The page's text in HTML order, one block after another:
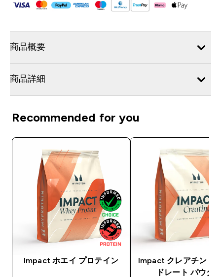
商品概要
商品詳細
Recommended for you
Impact ホエイ プロテイン
Impact クレアチン モ
ドレート パウダ